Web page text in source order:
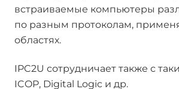
встраиваемые компьютеры
по разным протоколам,
областях.
IPC2U сотрудничает также с
ICOP, Digital Logic и др.